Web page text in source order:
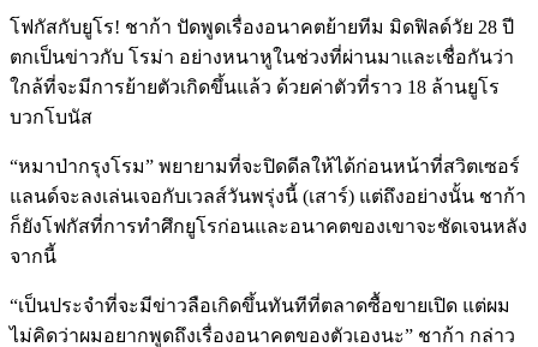
โฟกัสกับยูโร! ชาก้า ปัดพูดเรื่องอนาคตย้ายทีม มิดฟิลด์วัย 28 ปี
ตกเป็นข่าวกับ โรม่า อย่างหนาหูในช่วงที่ผ่านมาและเชื่อกันว่า
ใกล้ที่จะมีการย้ายตัวเกิดขึ้นแล้ว ด้วยค่าตัวที่ราว 18 ล้านยูโร
บวกโบนัส
“หมาป่ากรุงโรม” พยายามที่จะปิดดีลให้ได้ก่อนหน้าที่สวิตเซอร์
แลนด์จะลงเล่นเจอกับเวลส์วันพรุ่งนี้ (เสาร์) แต่ถึงอย่างนั้น ชาก้า
ก็ยังโฟกัสที่การทำศึกยูโรก่อนและอนาคตของเขาจะชัดเจนหลัง
จากนี้
“เป็นประจำที่จะมีข่าวลือเกิดขึ้นทันทีที่ตลาดซื้อขายเปิด แต่ผม
ไม่คิดว่าผมอยากพูดถึงเรื่องอนาคตของตัวเองนะ” ชาก้า กล่าว